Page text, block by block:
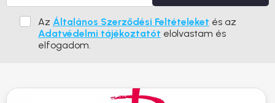
Az Általános Szerződési Feltételeket és az
Adatvédelmi tájékoztatót elolvastam és
elfogadom.